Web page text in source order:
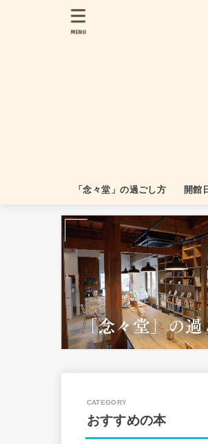
「念々堂」の過ごし方 開館
MENU
おすすめの本